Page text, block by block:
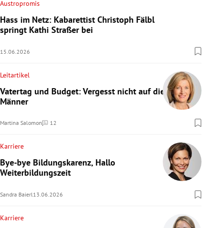
Austropromis
Hass im Netz: Kabarettist Christoph Fälbl
springt Kathi Straßer bei
15.06.2026
Leitartikel
Vatertag und Budget: Vergesst nicht auf die
Männer
Martina Salomon 12
Kommentare
Karriere
Bye-bye Bildungskarenz, Hallo
Weiterbildungszeit
Sandra Baierl13.06.2026
Karriere